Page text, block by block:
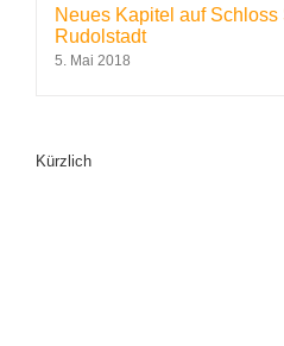
Neues Kapitel auf
Rudolstadt
5. Mai 2018
Kürzlich